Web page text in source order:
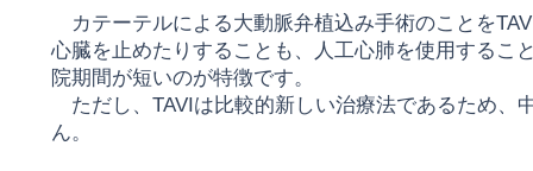
カテーテルによる大動脈弁植込み手術のことを
心臓を止めたりすることも、人工心肺を使用するこ
院期間が短いのが特徴です。
ただし、TAVIは比較的新しい治療法であるため、
ん。